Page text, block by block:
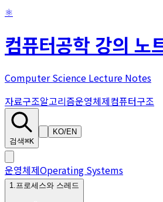
⚛
컴퓨터공학 강의 노
Computer Science Lecture Notes
자료구조알고리즘운영체제컴퓨터구조
검색⌘K
KO/EN
운영체제Operating Systems
1 프로세스와 스레드